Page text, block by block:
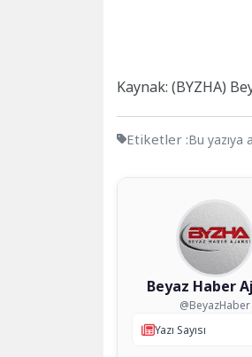
Kaynak: (BYZHA)
Etiketler :Bu yazıya
Beyaz Haber
@BeyazHaber
Yazı Sayısı